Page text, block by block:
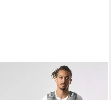
Trinkrucksack ACT SKIN 12
NO FLASKS, für sportliche